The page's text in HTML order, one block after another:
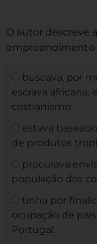
O autor descreve
empreendimento
buscava, por
escrava africana,
cristianismo.
estava
de produtos
procurava
população dos
tinha por
ocupação de
Portugal.